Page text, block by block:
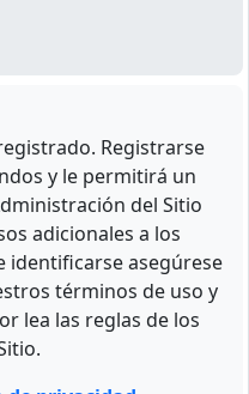
Registrarse
y le permitirá un
del Sitio
adicionales a los
identificarse asegúrese
términos de uso y
lea las reglas de los